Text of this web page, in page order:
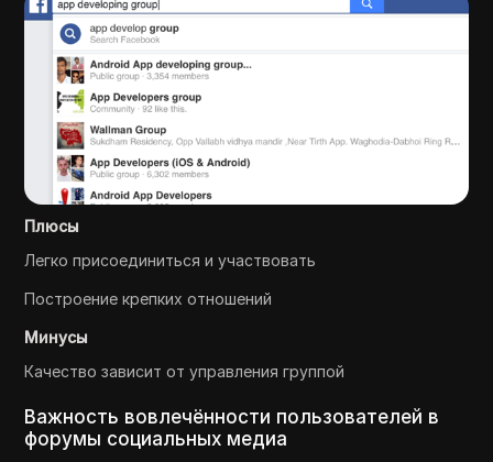
Плюсы
Легко присоединиться и участвовать
Построение крепких отношений
Минусы
Качество зависит от управления группой
Важность вовлечённости пользователей в
форумы социальных медиа